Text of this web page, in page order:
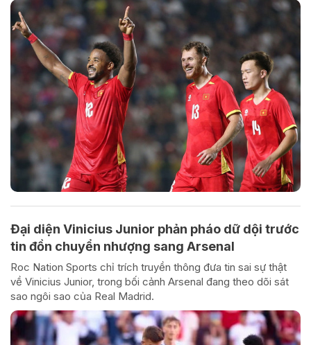
Đại diện Vinicius Junior phản pháo dữ dội trước
tin đồn chuyển nhượng sang Arsenal
Roc Nation Sports chỉ trích truyền thông đưa tin sai sự thật
về Vinicius Junior, trong bối cảnh Arsenal đang theo dõi sát
sao ngôi sao của Real Madrid.